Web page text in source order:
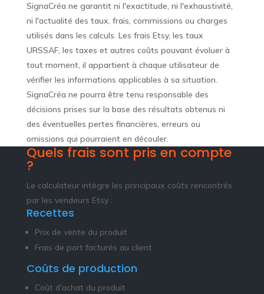
SignaCréa ne garantit ni l'exactitude, ni l'exhaustivité,
ni l'actualité des taux, frais, commissions ou charges
utilisés dans les calculs. Les frais Etsy, les taux
URSSAF, les taxes et autres coûts pouvant évoluer à
tout moment, il appartient à chaque utilisateur de
vérifier les informations applicables à sa situation.
SignaCréa ne pourra être tenu responsable des
décisions prises sur la base des résultats obtenus ni
des éventuelles pertes financières, erreurs ou
omissions qui pourraient en découler.
Quels frais sont pris en compte
?
Le calculateur intègre les principaux coûts rencontrés
par les vendeurs Etsy :
Recettes
Prix de vente du produit
Frais de port facturés au client
Coûts de production
Coût d'achat du produit